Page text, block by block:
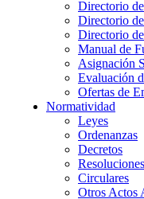
Directorio
Directorio
Directorio
Manual de
Asignación
Evaluación
Ofertas de
Normatividad
Leyes
Ordenanzas
Decretos
Resoluciones
Circulares
Otros Actos